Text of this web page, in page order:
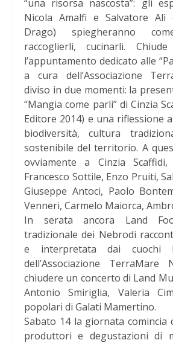
“una risorsa nascosta”: gli
Nicola Amalfi e Salvatore
Drago) spiegheranno
raccoglierli, cucinarli.
l’appuntamento dedicato alle
a cura dell’Associazione
diviso in due momenti: la
“Mangia come parli” di Cinzia
Editore 2014) e una riflessione
biodiversità, cultura
sostenibile del territorio. A
ovviamente a Cinzia Scaffidi,
Francesco Sottile, Enzo Pruiti,
Giuseppe Antoci, Paolo
Venneri, Carmelo Maiorca,
In serata ancora Land
tradizionale dei Nebrodi
e interpretata dai cuochi
dell’Associazione
chiudere un concerto di Land
Antonio Smiriglia, Valeria
popolari di Galati Mamertino.
Sabato 14 la giornata comincia
produttori e degustazioni di